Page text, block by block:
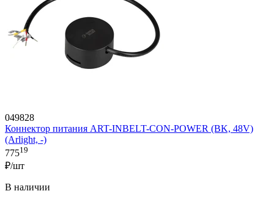
049828
Коннектор питания ART-INBELT-CON-POWER (BK, 48V)
(Arlight, -)
77519
₽/шт
В наличии